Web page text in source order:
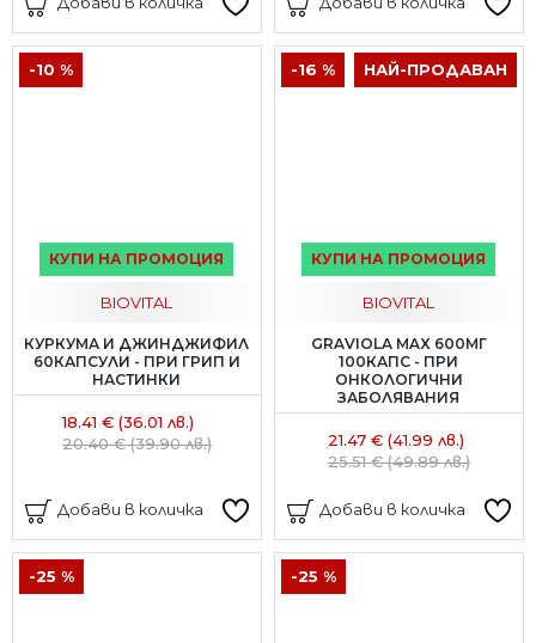
КУПИ НА ПРОМОЦИЯ
-10 %
BIOVITAL
КУРКУМА И ДЖИНДЖИФИЛ
60КАПСУЛИ - ПРИ ГРИП И
НАСТИНКИ
18.41 € (36.01 лв.)
20.40 € (39.90 лв.)
Добави в количка
НАЙ-ПРОДАВАН
КУПИ НА ПРОМОЦИЯ
-16 %
BIOVITAL
GRAVIOLA MAX 600МГ
100КАПС - ПРИ
ОНКОЛОГИЧНИ
ЗАБОЛЯВАНИЯ
21.47 € (41.99 лв.)
25.51 € (49.89 лв.)
Добави в количка
-25 % -25 %